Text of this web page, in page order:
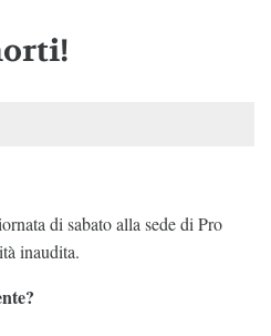
di sabato alla sede di Pro
inaudita.